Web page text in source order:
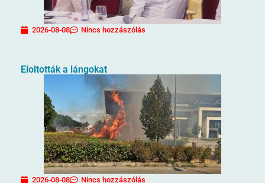
2026-08-08 Nincs hozzászólás
Eloltották a lángokat
2026-08-08 Nincs hozzászólás